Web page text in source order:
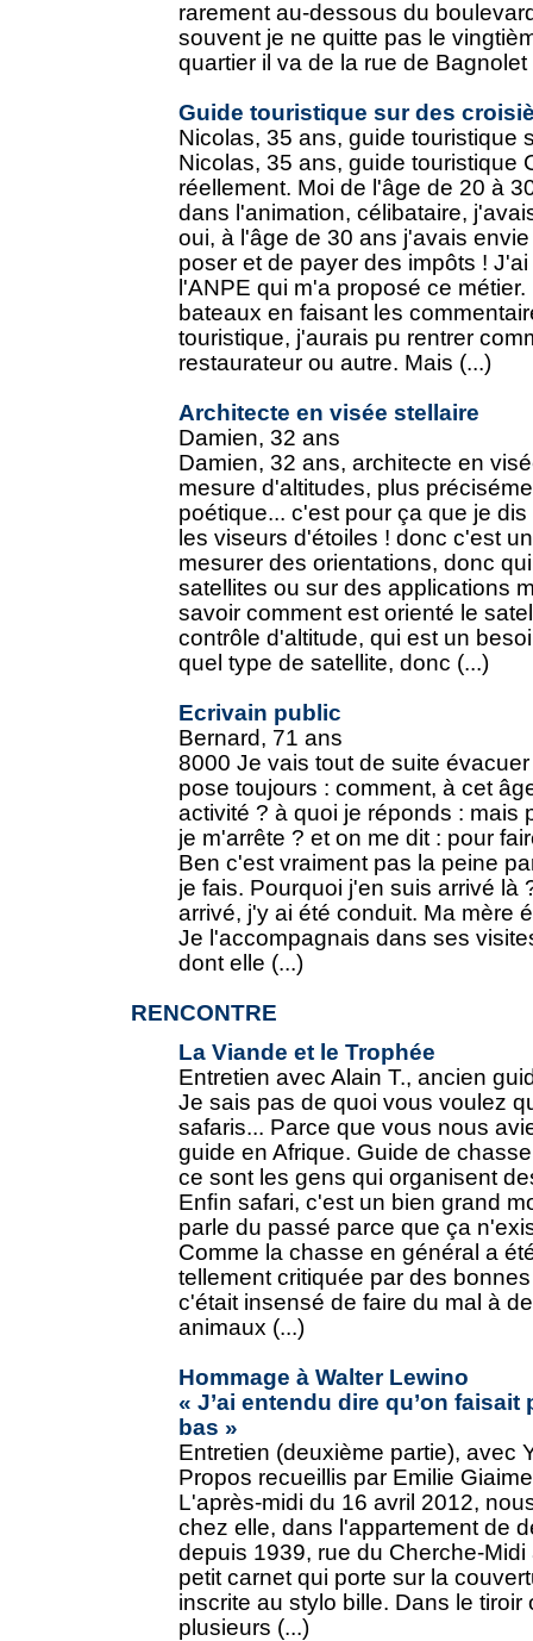
rarement au-dessous du
souvent je ne quitte pas le
quartier il va de la rue de
Guide touristique sur des
Nicolas, 35 ans, guide touristique
Nicolas, 35 ans, guide touristique
réellement. Moi de l'âge de 20 à
dans l'animation, célibataire,
oui, à l'âge de 30 ans j'avais
poser et de payer des impôts !
l'ANPE qui m'a proposé ce
bateaux en faisant les
touristique, j'aurais pu rentrer
restaurateur ou autre. Mais (...)
Architecte en visée stellaire
Damien, 32 ans
Damien, 32 ans, architecte en
mesure d'altitudes, plus
poétique... c'est pour ça que je
les viseurs d'étoiles ! donc c'est
mesurer des orientations, donc
satellites ou sur des applications
savoir comment est orienté le
contrôle d'altitude, qui est un
quel type de satellite, donc (...)
Ecrivain public
Bernard, 71 ans
8000 Je vais tout de suite
pose toujours : comment, à cet
activité ? à quoi je réponds : mais
je m'arrête ? et on me dit : pour
Ben c'est vraiment pas la peine
je fais. Pourquoi j'en suis arrivé là
arrivé, j'y ai été conduit. Ma mère
Je l'accompagnais dans ses
dont elle (...)
RENCONTRE
La Viande et le Trophée
Entretien avec Alain T., ancien
Je sais pas de quoi vous voulez
safaris... Parce que vous nous
guide en Afrique. Guide de
ce sont les gens qui organisent
Enﬁn safari, c'est un bien grand
parle du passé parce que ça
Comme la chasse en général a
tellement critiquée par des
c'était insensé de faire du mal à
animaux (...)
Hommage à Walter Lewino
« J’ai entendu dire qu’on faisait
bas »
Entretien (deuxième partie), avec
Propos recueillis par Emilie
L'après-midi du 16 avril 2012,
chez elle, dans l'appartement de
depuis 1939, rue du Cherche-
petit carnet qui porte sur la
inscrite au stylo bille. Dans le tiroir
plusieurs (...)